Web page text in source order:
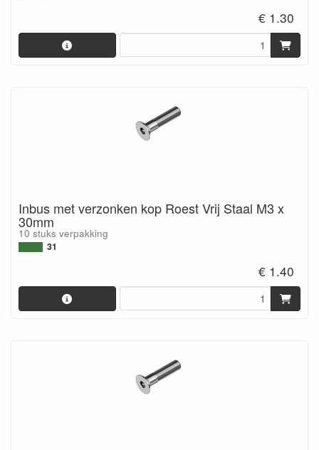
€ 1.30
Inbus met verzonken kop Roest Vrij Staal M3 x
30mm
10 stuks verpakking
31
€ 1.40